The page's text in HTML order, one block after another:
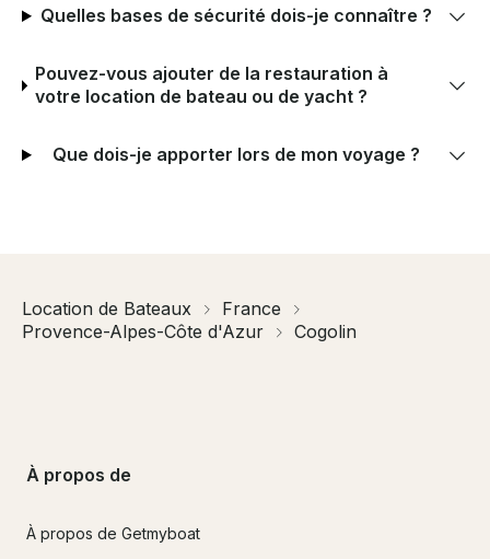
Quelles bases de sécurité dois-je connaître ?
Pouvez-vous ajouter de la restauration à
votre location de bateau ou de yacht ?
Que dois-je apporter lors de mon voyage ?
Location de Bateaux
France
Provence-Alpes-Côte d'Azur
Cogolin
À propos de
À propos de Getmyboat